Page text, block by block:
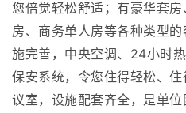
您倍觉轻松舒适；有豪华套
房、商务单人房等各种类型
施完善，中央空调、24小时
保安系统，令您住得轻松、
议室，设施配套齐全，是单